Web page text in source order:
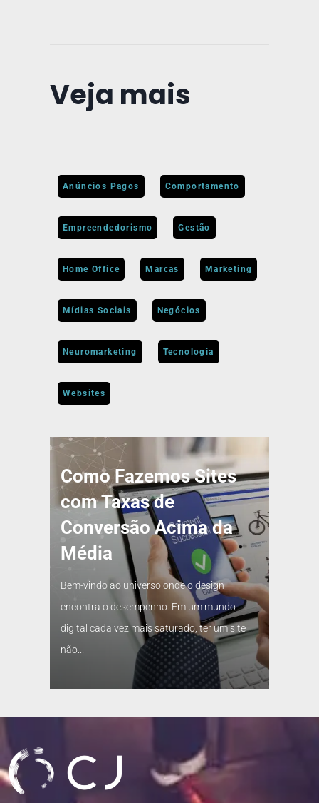
Veja mais
Anúncios Pagos Comportamento
Empreendedorismo Gestão
Home Office Marcas Marketing
Mídias Sociais Negócios
Neuromarketing Tecnologia
Websites
Como Fazemos Sites
com Taxas de
Conversão Acima da
Média
Bem-vindo ao universo onde o design
encontra o desempenho. Em um mundo
digital cada vez mais saturado, ter um site
não...